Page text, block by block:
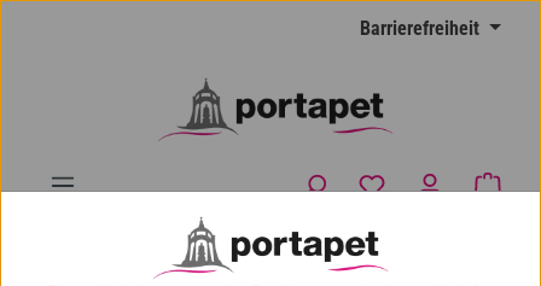
Barrierefreiheit
Du hast 0
10% Shop-Rabatt ab 100 € Einkaufswert